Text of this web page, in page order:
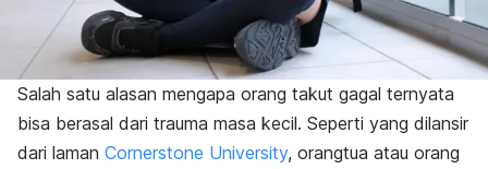
Salah satu alasan mengapa orang takut gagal ternyata
bisa berasal dari trauma masa kecil. Seperti yang dilansir
dari laman Cornerstone University, orangtua atau orang